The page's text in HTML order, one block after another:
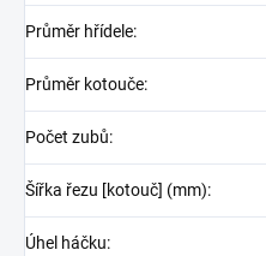
Průměr hřídele:
Průměr kotouče:
Počet zubů:
Šířka řezu [kotouč] (mm):
Úhel háčku: